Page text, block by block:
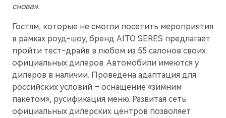
снова».
Гостям, которые не смогли посетить мероприятия
в рамках роуд-шоу, бренд AITO SERES предлагает
пройти тест-драйв в любом из 55 салонов своих
официальных дилеров. Автомобили имеются у
дилеров в наличии. Проведена адаптация для
российских условий – оснащение «зимним
пакетом», русификация меню. Развитая сеть
официальных дилерских центров позволяет